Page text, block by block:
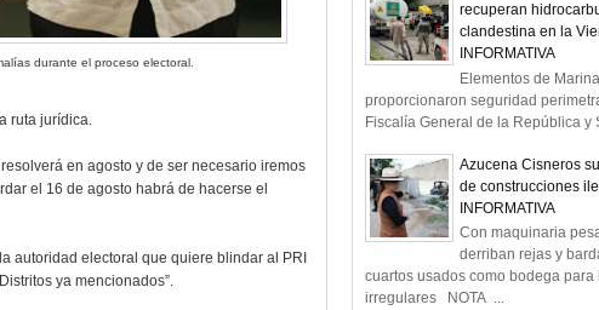
durante el proceso electoral.
ruta jurídica.
en agosto y de ser necesario iremos
el 16 de agosto habrá de hacerse el
autoridad electoral que quiere blindar al PRI
ya mencionados”.
recuperan
clandestina en la
INFORMATIVA
Elementos de
proporcionaron seguridad
Fiscalía General de la República y
Azucena Cisneros
de construcciones
INFORMATIVA
Con maquinaria
derriban rejas y
cuartos usados como bodega para
irregulares NOTA ...